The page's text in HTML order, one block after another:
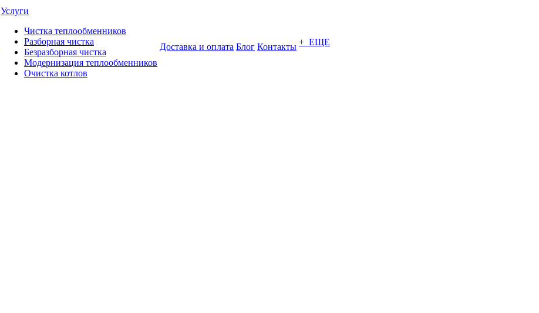
Услуги
Чистка теплообменников
Разборная чистка
Безразборная чистка
Модернизация теплообменников
Очистка котлов
Доставка и оплата Блог Контакты + ЕЩЕ